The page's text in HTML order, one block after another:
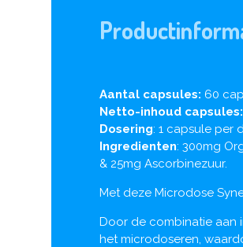
Aantal capsules: 60
Netto-inhoud capsules:
Dosering: 1 capsule per
Ingredienten: 300mg
& 25mg Ascorbinezuur.
Met deze Microdose
Door de combinatie aan
het microdoseren,